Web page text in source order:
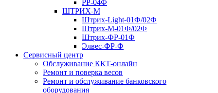
РР-04Ф
ШТРИХ-М
Штрих-Light-01Ф/02Ф
Штрих-М-01Ф/02Ф
Штрих-ФР-01Ф
Элвес-ФР-Ф
Сервисный центр
Обслуживание ККТ-онлайн
Ремонт и поверка весов
Ремонт и обслуживание банковского
оборудования